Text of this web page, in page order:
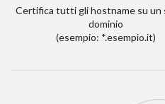
Certifica tutti gli hostname su un
dominio
(esempio: *.esempio.it)